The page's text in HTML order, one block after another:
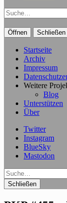
Suche
Öffnen Schließen
Startseite
Archiv
Impressum
Weitere
Blog
Unterstützen
Über
Twitter
Instagram
BlueSky
Mastodon
Suche
Schließen